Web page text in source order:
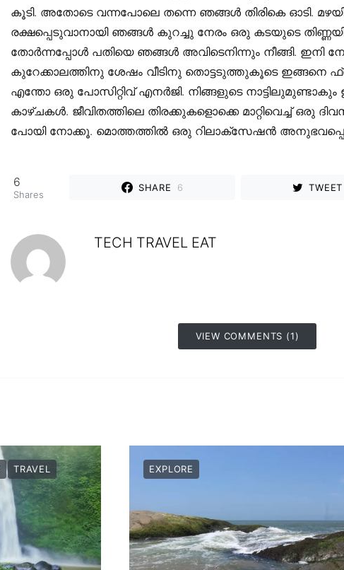
കൂടി. അതോടെ വന്നപോലെ തന്നെ ഞങ്ങൾ തിരികെ ഓടി.
രക്ഷപ്പെടുവാനായി ഞങ്ങൾ കുറച്ചു നേരം ഒരു കടയുടെ
തോർന്നപ്പോൾ പതിയെ ഞങ്ങൾ അവിടെനിന്നും നീങ്ങി. ഇനി
കുറേക്കാലത്തിനു ശേഷം വീടിനു തൊട്ടടുത്തുകൂടെ ഇങ്ങനെ
എന്തോ ഒരു പോസിറ്റിവ് എനർജി. നിങ്ങളുടെ
കാഴ്ചകൾ. ജീവിതത്തിലെ തിരക്കുകളൊക്കെ മാറ്റിവെച്ച് ഒരു
പോയി നോക്കൂ. മൊത്തത്തിൽ ഒരു റിലാക്സേഷൻ
6
Shares
SHARE 6 TWEET
TECH TRAVEL EAT
VIEW COMMENTS (1)
TRAVEL EXPLORE